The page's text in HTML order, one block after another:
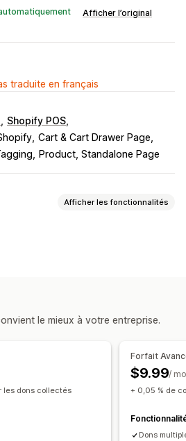
Afficher l’original
traduite en français
Shopify POS
Cart & Cart Drawer Page
Product, Standalone Page
Afficher les fonctionnalités
Reçus fiscaux
de bord
le mieux à votre entreprise.
les dons collectés
Forfait
$9.99/
+ 0,05 % de
Dons